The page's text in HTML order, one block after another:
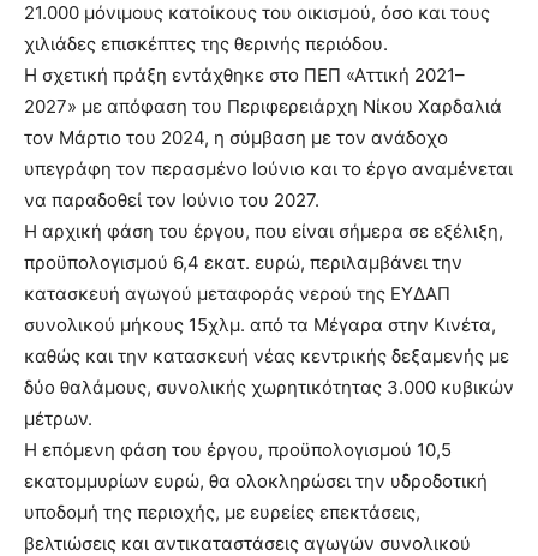
21.000 μόνιμους κατοίκους του οικισμού, όσο και τους
χιλιάδες επισκέπτες της θερινής περιόδου.
Η σχετική πράξη εντάχθηκε στο ΠΕΠ «Αττική 2021–
2027» με απόφαση του Περιφερειάρχη Νίκου Χαρδαλιά
τον Μάρτιο του 2024, η σύμβαση με τον ανάδοχο
υπεγράφη τον περασμένο Ιούνιο και το έργο αναμένεται
να παραδοθεί τον Ιούνιο του 2027.
Η αρχική φάση του έργου, που είναι σήμερα σε εξέλιξη,
προϋπολογισμού 6,4 εκατ. ευρώ, περιλαμβάνει την
κατασκευή αγωγού μεταφοράς νερού της ΕΥΔΑΠ
συνολικού μήκους 15χλμ. από τα Μέγαρα στην Κινέτα,
καθώς και την κατασκευή νέας κεντρικής δεξαμενής με
δύο θαλάμους, συνολικής χωρητικότητας 3.000 κυβικών
μέτρων.
H επόμενη φάση του έργου, προϋπολογισμού 10,5
εκατομμυρίων ευρώ, θα ολοκληρώσει την υδροδοτική
υποδομή της περιοχής, με ευρείες επεκτάσεις,
βελτιώσεις και αντικαταστάσεις αγωγών συνολικού